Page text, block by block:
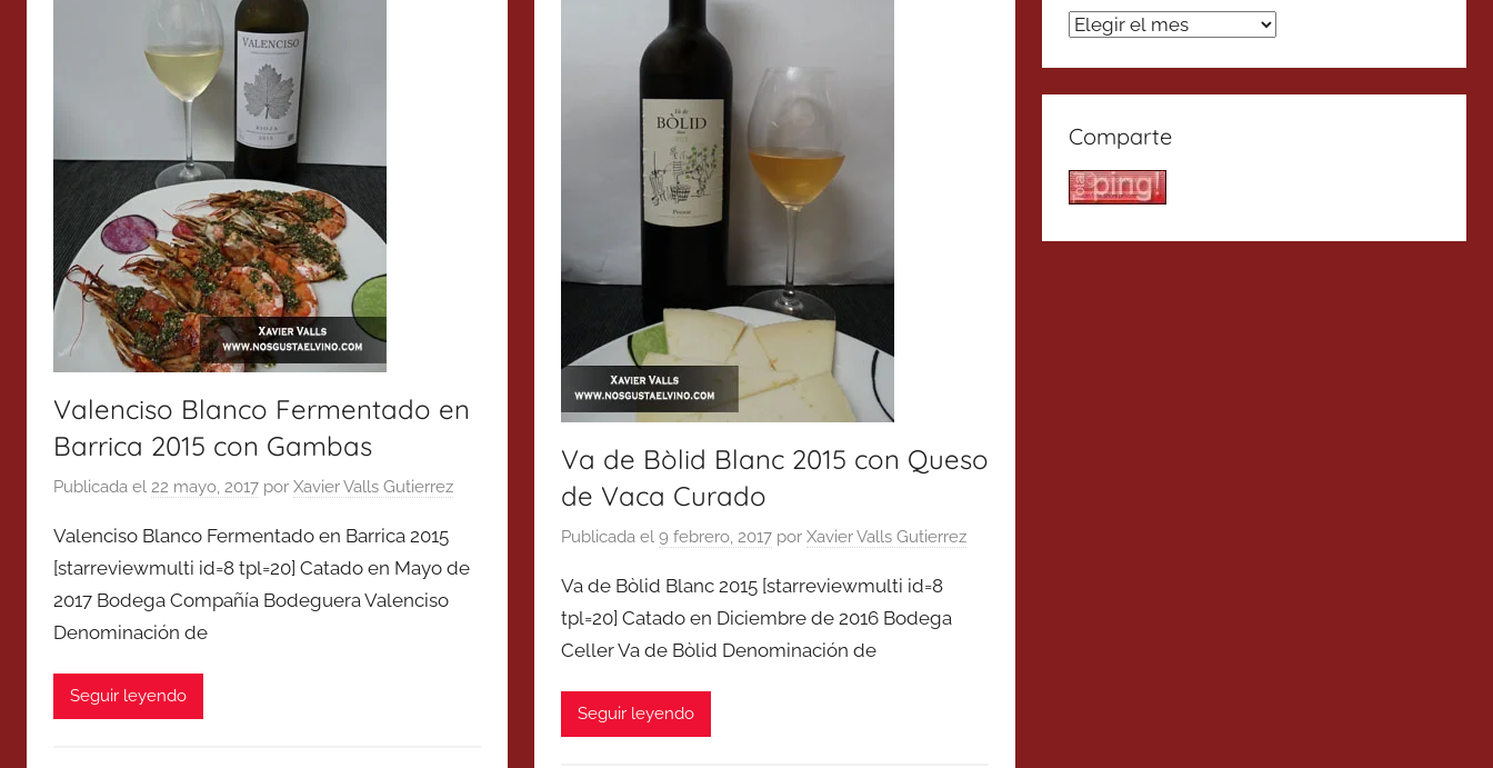
Valenciso Blanco Fermentado en
Barrica 2015 con Gambas
Publicada el 22 mayo, 2017 por Xavier Valls Gutierrez
Valenciso Blanco Fermentado en Barrica 2015
[starreviewmulti id=8 tpl=20] Catado en Mayo de
2017 Bodega Compañía Bodeguera Valenciso
Denominación de
Seguir leyendo
Va de Bòlid Blanc 2015 con Queso
de Vaca Curado
Publicada el9 febrero, 2017 porXavier Valls Gutierrez
Va de Bòlid Blanc 2015 [starreviewmulti id=8
tpl=20] Catado en Diciembre de 2016 Bodega
Celler Va de Bòlid Denominación de
Seguir leyendo
Archivo
Comparte